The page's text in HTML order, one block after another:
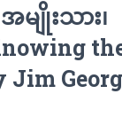
မျိုးသား၊
Jim